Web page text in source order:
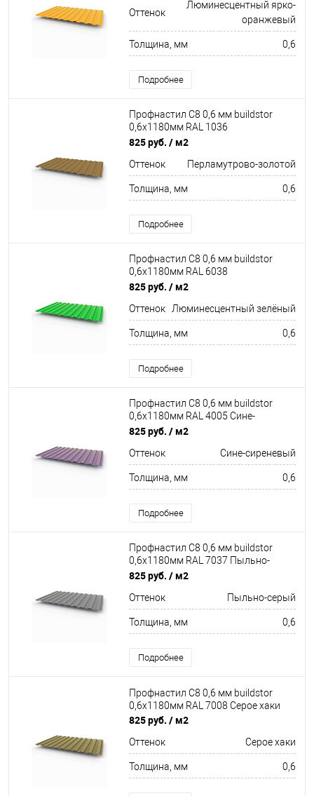
Оттенок
Люминесцентный ярко-
оранжевый
Толщина, мм 0,6
Подробнее
Профнастил С8 0,6 мм buildstor
0,6х1180мм RAL 1036
Перламутрово-золотой
825 руб. / м2
Оттенок Перламутрово-золотой
Толщина, мм 0,6
Подробнее
Профнастил С8 0,6 мм buildstor
0,6х1180мм RAL 6038
Люминесцентный зелёный
825 руб. / м2
Оттенок Люминесцентный зелёный
Толщина, мм 0,6
Подробнее
Профнастил С8 0,6 мм buildstor
0,6х1180мм RAL 4005 Сине-
сиреневый
825 руб. / м2
Оттенок Сине-сиреневый
Толщина, мм 0,6
Подробнее
Профнастил С8 0,6 мм buildstor
0,6х1180мм RAL 7037 Пыльно-
серый
825 руб. / м2
Оттенок Пыльно-серый
Толщина, мм 0,6
Подробнее
Профнастил С8 0,6 мм buildstor
0,6х1180мм RAL 7008 Серое хаки
825 руб. / м2
Оттенок Серое хаки
Толщина, мм 0,6